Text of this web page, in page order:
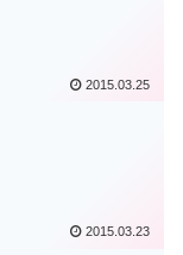
2015.03.25
2015.03.23